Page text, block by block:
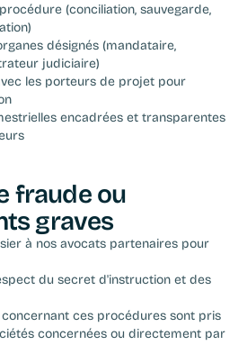
(conciliation, sauvegarde,
désignés (mandataire,
judiciaire)
les porteurs de projet pour
encadrées et transparentes
fraude ou
graves
à nos avocats partenaires pour
du secret d'instruction et des
ces procédures sont pris
concernées ou directement par